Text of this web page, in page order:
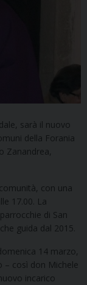
sarà il nuovo
della Forania
Zanandrea,
con una
17.00. La
di San
guida dal 2015.
14 marzo,
– così don Michele
incarico